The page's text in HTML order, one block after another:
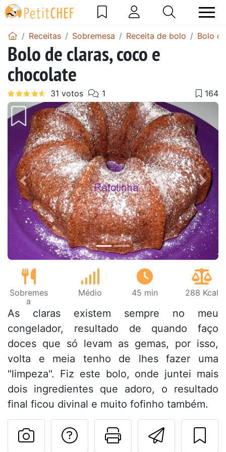
Receitas Sobremesa Receita de bolo Bolo
Bolo de claras, coco e
chocolate
Anterior Next
Sobremes
a
Médio 45 min 288 Kcal
As claras existem sempre no meu
congelador, resultado de quando faço
doces que só levam as gemas, por isso,
volta e meia tenho de lhes fazer uma
"limpeza". Fiz este bolo, onde juntei mais
dois ingredientes que adoro, o resultado
final ficou divinal e muito fofinho também.
Imprima
Falar com o autor